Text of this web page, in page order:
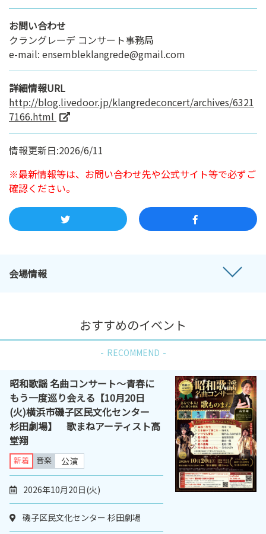
お問い合わせ
クラングレーデ コンサート事務局
e-mail: ensembleklangrede@gmail.com
詳細情報URL
http://blog.livedoor.jp/klangredeconcert/archives/6321
7166.html
情報更新日:2026/6/11
※最新情報等は、お問い合わせ先や公式サイト等で必ずご
確認ください。
会場情報
おすすめのイベント
RECOMMEND
昭和歌謡 名曲コンサート～青春に
もう一度巡り会える【10月20日
(火)横浜市磯子区民文化センター
杉田劇場】 歌まねアーティスト高
堂翔
新着 音楽 公演
2026年10月20日(火)
磯子区民文化センター 杉田劇場